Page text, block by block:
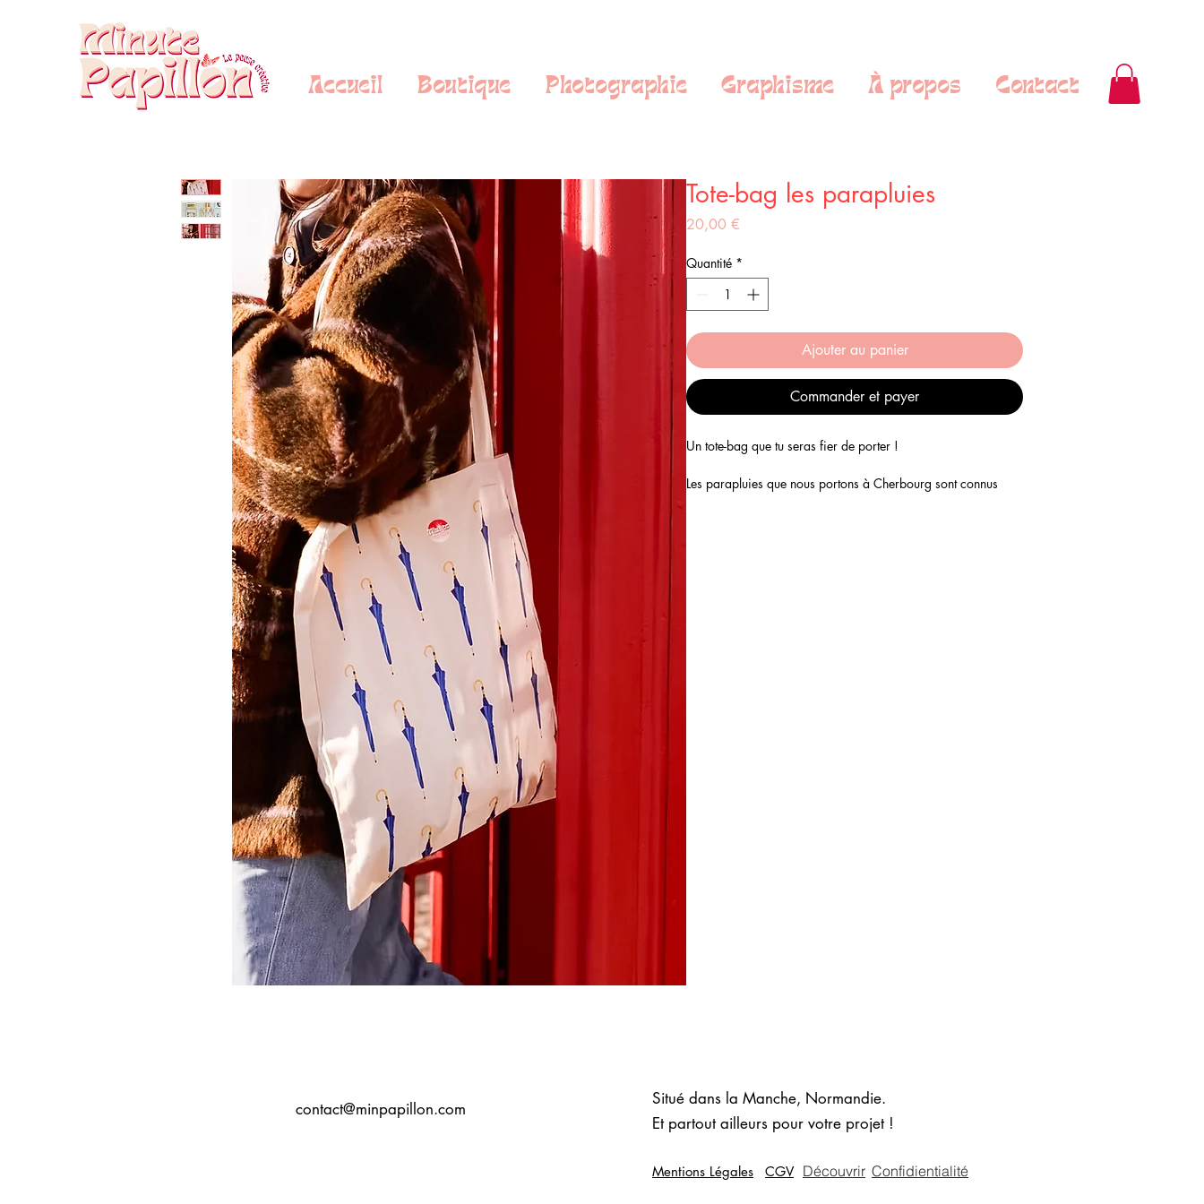
Accueil Boutique Photographie Graphisme À propos Contact
Tote-bag les parapluies
20,00 €
Quantité *
Ajouter au panier
Commander et payer
Un tote-bag que tu seras fier de porter !
Les parapluies que nous portons à Cherbourg sont connus
contact@minpapillon.com
Situé dans la Manche, Normandie.
Et partout ailleurs pour votre projet !
Mentions Légales CGV Découvrir Confidientialité